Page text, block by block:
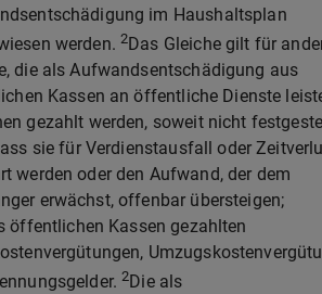
im Haushaltsplan
werden.2 Das Gleiche gilt für
die als Aufwandsentschädigung aus
Kassen an öffentliche Dienste
gezahlt werden, soweit nicht
sie für Verdienstausfall oder
werden oder den Aufwand, der dem
erwächst, offenbar übersteigen;
öffentlichen Kassen gezahlten
2 Die als